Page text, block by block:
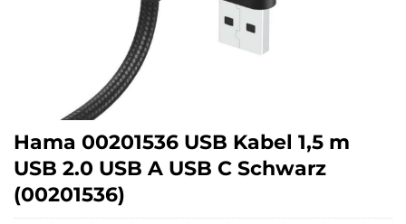
Hama 00201536 USB Kabel 1,5 m
USB 2.0 USB A USB C Schwarz
(00201536)